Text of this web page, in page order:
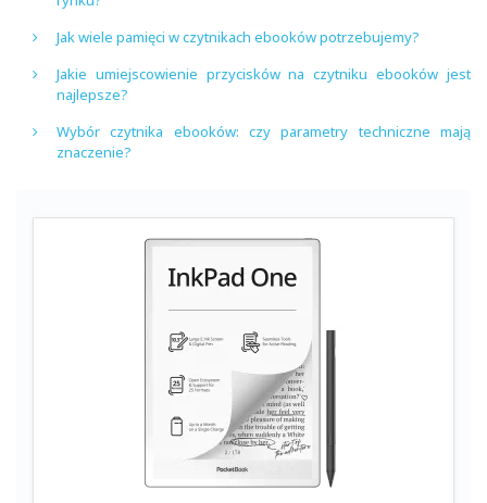
Jak wiele pamięci w czytnikach ebooków potrzebujemy?
Jakie umiejscowienie przycisków na czytniku ebooków jest
najlepsze?
Wybór czytnika ebooków: czy parametry techniczne mają
znaczenie?